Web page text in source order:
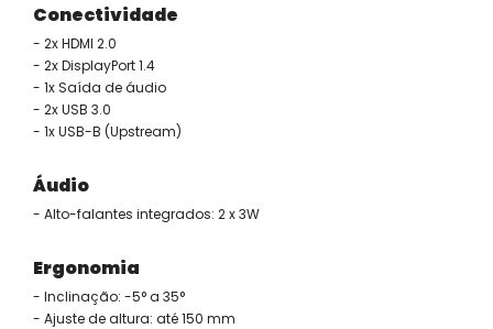
Conectividade
- 2x HDMI 2.0
- 2x DisplayPort 1.4
- 1x Saída de áudio
- 2x USB 3.0
- 1x USB-B (Upstream)
Áudio
- Alto-falantes integrados: 2 x 3W
Ergonomia
- Inclinação: -5° a 35°
- Ajuste de altura: até 150 mm